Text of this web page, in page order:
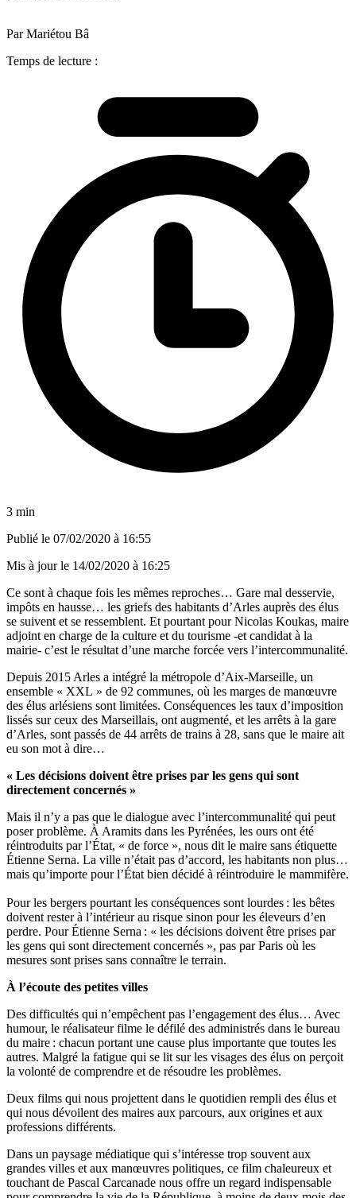
Par Mariétou Bâ
Temps de lecture :
3 min
Publié le 07/02/2020 à 16:55
Mis à jour le 14/02/2020 à 16:25
Ce sont à chaque fois les mêmes reproches… Gare mal desservie,
impôts en hausse… les griefs des habitants d’Arles auprès des élus
se suivent et se ressemblent. Et pourtant pour Nicolas Koukas, maire
adjoint en charge de la culture et du tourisme -et candidat à la
mairie- c’est le résultat d’une marche forcée vers l’intercommunalité.
Depuis 2015 Arles a intégré la métropole d’Aix-Marseille, un
ensemble « XXL » de 92 communes, où les marges de manœuvre
des élus arlésiens sont limitées. Conséquences les taux d’imposition
lissés sur ceux des Marseillais, ont augmenté, et les arrêts à la gare
d’Arles, sont passés de 44 arrêts de trains à 28, sans que le maire ait
eu son mot à dire…
« Les décisions doivent être prises par les gens qui sont
directement concernés »
Mais il n’y a pas que le dialogue avec l’intercommunalité qui peut
poser problème. À Aramits dans les Pyrénées, les ours ont été
réintroduits par l’État, « de force », nous dit le maire sans étiquette
Étienne Serna. La ville n’était pas d’accord, les habitants non plus…
mais qu’importe pour l’État bien décidé à réintroduire le mammifère.
Pour les bergers pourtant les conséquences sont lourdes : les bêtes
doivent rester à l’intérieur au risque sinon pour les éleveurs d’en
perdre. Pour Étienne Serna : « les décisions doivent être prises par
les gens qui sont directement concernés », pas par Paris où les
mesures sont prises sans connaître le terrain.
À l’écoute des petites villes
Des difficultés qui n’empêchent pas l’engagement des élus… Avec
humour, le réalisateur filme le défilé des administrés dans le bureau
du maire : chacun portant une cause plus importante que toutes les
autres. Malgré la fatigue qui se lit sur les visages des élus on perçoit
la volonté de comprendre et de résoudre les problèmes.
Deux films qui nous projettent dans le quotidien rempli des élus et
qui nous dévoilent des maires aux parcours, aux origines et aux
professions différents.
Dans un paysage médiatique qui s’intéresse trop souvent aux
grandes villes et aux manœuvres politiques, ce film chaleureux et
touchant de Pascal Carcanade nous offre un regard indispensable